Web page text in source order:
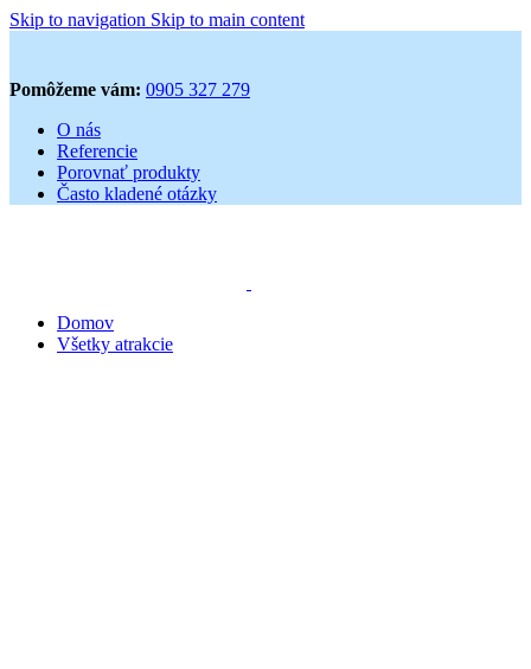
Skip to navigation Skip to main content
Pomôžeme vám: 0905 327 279
O nás
Referencie
Porovnať produkty
Často kladené otázky
Domov
Všetky atrakcie